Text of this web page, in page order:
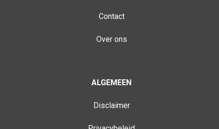
Contact
Over ons
ALGEMEEN
Disclaimer